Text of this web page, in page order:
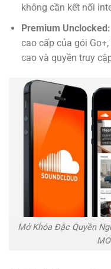
không cần kết nối
Premium Unclocked:
cao cấp của gói
cao và quyền truy
Mở Khóa Đặc Quyền